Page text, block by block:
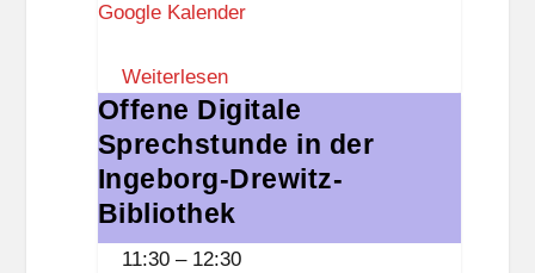
z
r
e
f
f
Google Kalender
Weiterlesen
Offene
Digitale
Sprechstunde
in
der
Offene Digitale
Sprechstunde in der
Ingeborg-Drewitz-
Bibliothek
11:30 – 12:30